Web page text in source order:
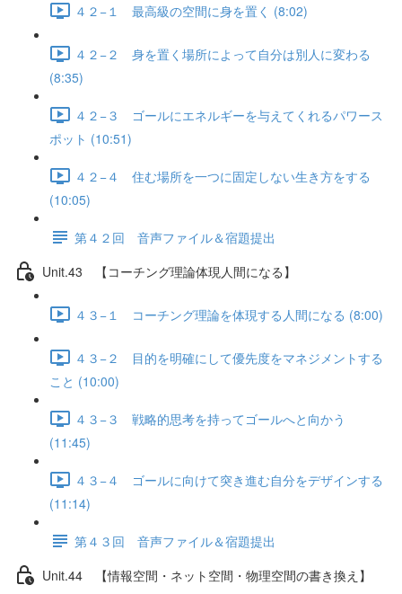
４２−１ 最高級の空間に身を置く (8:02)
４２−２ 身を置く場所によって自分は別人に変わる
(8:35)
４２−３ ゴールにエネルギーを与えてくれるパワース
ポット (10:51)
４２−４ 住む場所を一つに固定しない生き方をする
(10:05)
第４２回 音声ファイル＆宿題提出
Unit.43 【コーチング理論体現人間になる】
４３−１ コーチング理論を体現する人間になる (8:00)
４３−２ 目的を明確にして優先度をマネジメントする
こと (10:00)
４３−３ 戦略的思考を持ってゴールへと向かう
(11:45)
４３−４ ゴールに向けて突き進む自分をデザインする
(11:14)
第４３回 音声ファイル＆宿題提出
Unit.44 【情報空間・ネット空間・物理空間の書き換え】